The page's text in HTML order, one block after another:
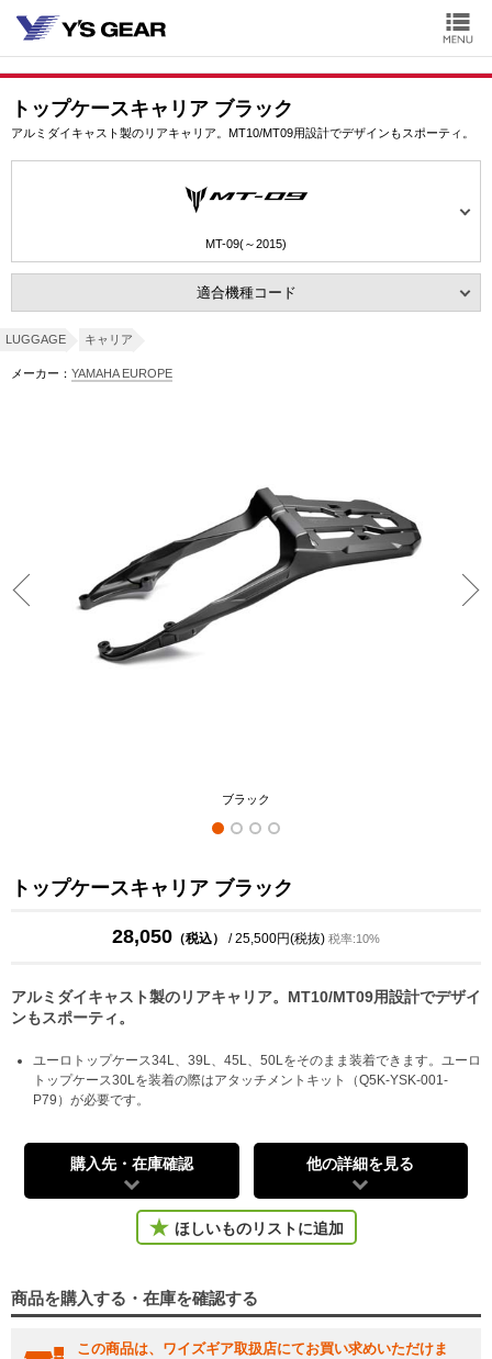
トップケースキャリア ブラック
アルミダイキャスト製のリアキャリア。MT10/MT09用設計でデザインもスポーティ。
MT-09(～2015)
適合機種コード
LUGGAGE キャリア
メーカー： YAMAHA EUROPE
ブラック
トップケースキャリア ブラック
28,050 （税込） / 25,500円(税抜) 税率:10%
アルミダイキャスト製のリアキャリア。MT10/MT09用設計でデザイ
ンもスポーティ。
ユーロトップケース34L、39L、45L、50Lをそのまま装着できます。ユーロ
トップケース30Lを装着の際はアタッチメントキット（Q5K-YSK-001-
P79）が必要です。
購入先・在庫確認 他の詳細を見る
ほしいものリストに追加
商品を購入する・在庫を確認する
この商品は、ワイズギア取扱店にてお買い求めいただけま